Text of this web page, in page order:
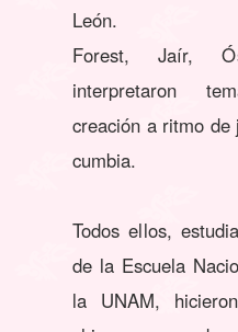
León.
Forest, Jaír,
interpretaron
creación a ritmo
cumbia.
Todos ellos,
de la Escuela
la UNAM,